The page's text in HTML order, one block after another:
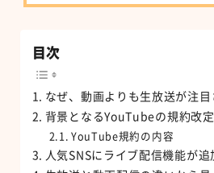
目次
なぜ、動画よりも生放送が注目
背景となるYouTubeの規約改定
YouTube規約の内容
人気SNSにライブ配信機能が追